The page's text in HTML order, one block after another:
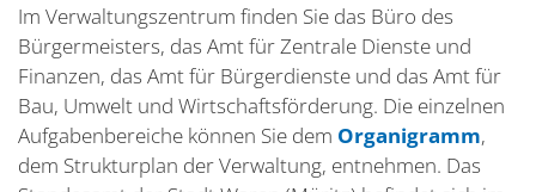
Im Verwaltungszentrum finden Sie das Büro des
Bürgermeisters, das Amt für Zentrale Dienste und
Finanzen, das Amt für Bürgerdienste und das Amt für
Bau, Umwelt und Wirtschaftsförderung. Die einzelnen
Aufgabenbereiche können Sie dem Organigramm,
dem Strukturplan der Verwaltung, entnehmen. Das